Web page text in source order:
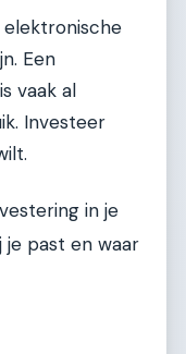
elektronische
Een
vaak al
Investeer
in je
je past en waar